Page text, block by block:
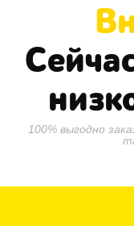
100% выгодно